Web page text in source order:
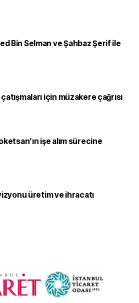
Bin Selman ve Şahbaz Şerif ile
için müzakere çağrısı
işe alım sürecine
üretim ve ihracatı